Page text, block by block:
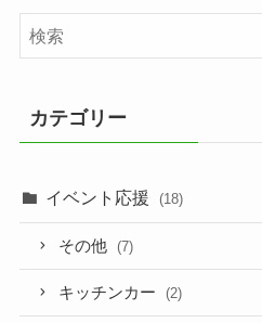
カテゴリー
イベント応援 (18)
その他 (7)
キッチンカー (2)